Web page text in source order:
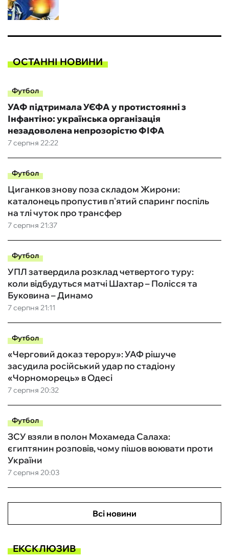
ОСТАННІ НОВИНИ
Футбол
7 серпня 22:22
УАФ підтримала УЄФА у протистоянні з
Інфантіно: українська організація
незадоволена непрозорістю ФІФА
Футбол
7 серпня 21:37
Циганков знову поза складом Жирони:
каталонець пропустив п'ятий спаринг поспіль
на тлі чуток про трансфер
Футбол
7 серпня 21:11
УПЛ затвердила розклад четвертого туру:
коли відбудуться матчі Шахтар – Полісся та
Буковина – Динамо
Футбол
7 серпня 20:32
«Черговий доказ терору»: УАФ рішуче
засудила російський удар по стадіону
«Чорноморець» в Одесі
Футбол
7 серпня 20:03
ЗСУ взяли в полон Мохамеда Салаха:
єгиптянин розповів, чому пішов воювати проти
України
Всі новини
ЕКСКЛЮЗИВ